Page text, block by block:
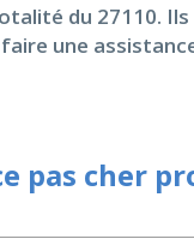
du 27110. Ils
une
pas cher